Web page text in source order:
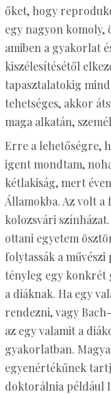
őket, hogy
egy nagyon
amiben a gyakorlat
kiszélesítésétől
tapasztalatokig
tehetséges, akkor
maga alkatán,
Erre a lehetőségre,
igent mondtam,
kétlakiság, mert
Államokba. Az volt
kolozsvári
ottani egyetem
folytassák a
tényleg egy konkrét
a diáknak. Ha egy
rendezni, vagy
az egy valamit a
gyakorlatban.
egyenértékűnek
doktorálnia például